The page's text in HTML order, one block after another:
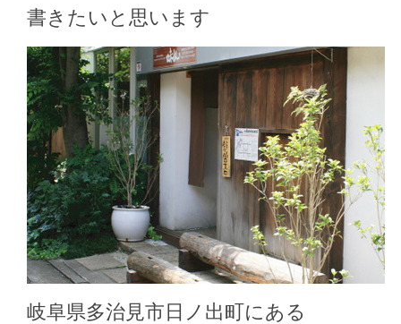
書きたいと思います
岐阜県多治見市日ノ出町にある